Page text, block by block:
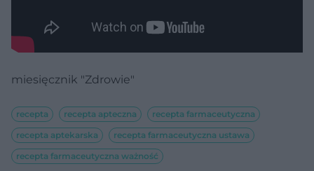
miesięcznik "Zdrowie"
recepta recepta apteczna
recepta farmaceutyczna
recepta aptekarska
recepta farmaceutyczna ustawa
recepta farmaceutyczna ważność